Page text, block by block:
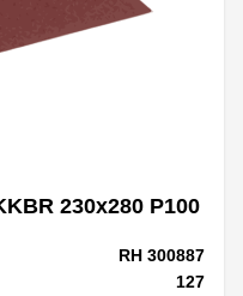
230x280 P100
RH 300887
127